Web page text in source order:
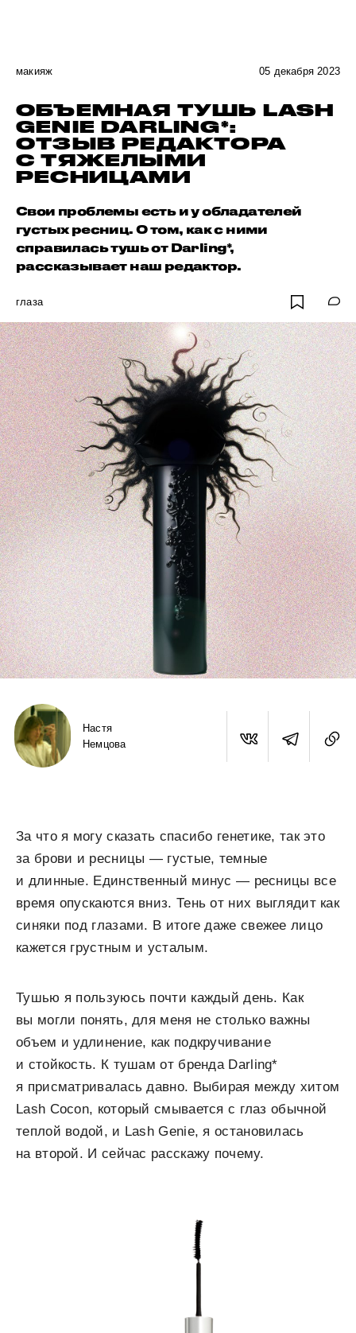
макияж 05 декабря 2023
ОБЪЕМНАЯ ТУШЬ LASH
GENIE DARLING*:
ОТЗЫВ РЕДАКТОРА
С ТЯЖЕЛЫМИ
РЕСНИЦАМИ
Свои проблемы есть и у обладателей
густых ресниц. О том, как с ними
справилась тушь от Darling*,
рассказывает наш редактор.
глаза
Настя
Немцова
За что я могу сказать спасибо генетике, так это
за брови и ресницы — густые, темные
и длинные. Единственный минус — ресницы все
время опускаются вниз. Тень от них выглядит как
синяки под глазами. В итоге даже свежее лицо
кажется грустным и усталым.
Тушью я пользуюсь почти каждый день. Как
вы могли понять, для меня не столько важны
объем и удлинение, как подкручивание
и стойкость. К тушам от бренда Darling*
я присматривалась давно. Выбирая между хитом
Lash Cocon, который смывается с глаз обычной
теплой водой, и Lash Genie, я остановилась
на второй. И сейчас расскажу почему.